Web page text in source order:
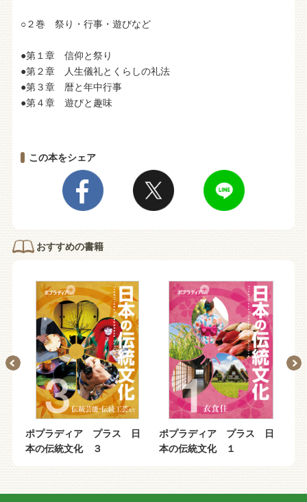
○２巻 祭り・行事・遊びなど
●第１章 信仰と祭り
●第２章 人生儀礼とくらしの礼法
●第３章 暦と年中行事
●第４章 遊びと趣味
この本をシェア
おすすめの書籍
ポプラディア プラス 日
本の伝統文化 ３
ポプラディア プラス 日
本の伝統文化 １